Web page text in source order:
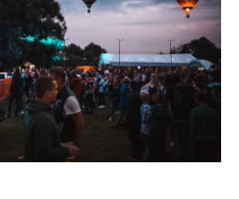
территории
всего в 20